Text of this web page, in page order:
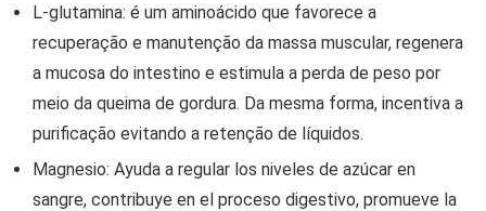
L-glutamina: é um aminoácido que favorece a
recuperação e manutenção da massa muscular, regenera
a mucosa do intestino e estimula a perda de peso por
meio da queima de gordura. Da mesma forma, incentiva a
purificação evitando a retenção de líquidos.
Magnesio: Ayuda a regular los niveles de azúcar en
sangre, contribuye en el proceso digestivo, promueve la